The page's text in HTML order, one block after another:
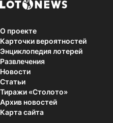
О проекте
Карточки вероятностей
Энциклопедия лотерей
Развлечения
Новости
Статьи
Тиражи «Столото»
Архив новостей
Карта сайта